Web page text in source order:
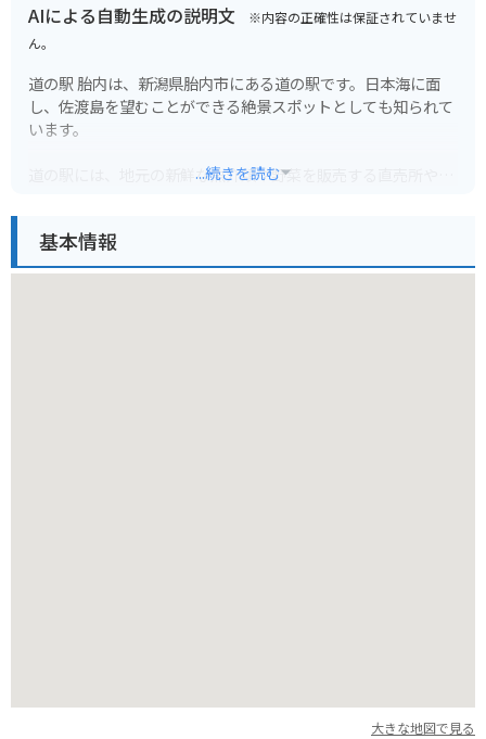
AIによる自動生成の説明文 ※内容の正確性は保証されていませ
ん。
道の駅 胎内は、新潟県胎内市にある道の駅です。日本海に面
し、佐渡島を望むことができる絶景スポットとしても知られて
います。
道の駅には、地元の新鮮な魚介類や野菜を販売する直売所や、
日本海を眺めながらゆったりとくつろぐことができます。
...続きを読む
基本情報
大きな地図で見る